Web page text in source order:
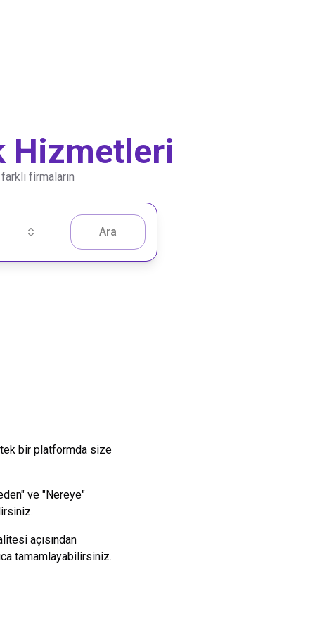
Hizmetleri
firmaların
Ara
tek bir platformda size
ve "Nereye"
açısından
tamamlayabilirsiniz.